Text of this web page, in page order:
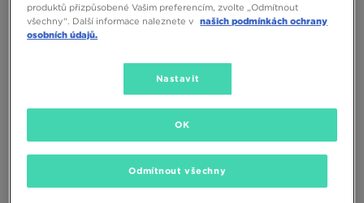
1290 Kč
(Původní cena)
Vyberte velikost
produktů přizpůsobené Vašim preferencím, zvolte „Odmítnout
všechny“. Další informace naleznete v našich podmínkách ochrany
osobních údajů.
Nastavit
Odmítnout všechny
OK